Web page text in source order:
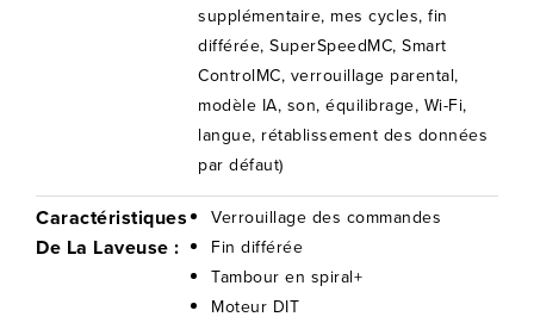
supplémentaire, mes cycles, fin
différée, SuperSpeedMC, Smart
ControlMC, verrouillage parental,
modèle IA, son, équilibrage, Wi-Fi,
langue, rétablissement des données
par défaut)
Caractéristiques
De La Laveuse :
Verrouillage des commandes
Fin différée
Tambour en spiral+
Moteur DIT